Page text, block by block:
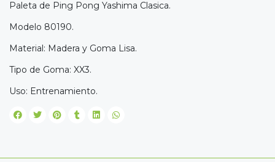
Paleta de Ping Pong Yashima Clasica.
Modelo 80190.
Material: Madera y Goma Lisa.
Tipo de Goma: XX3.
Uso: Entrenamiento.